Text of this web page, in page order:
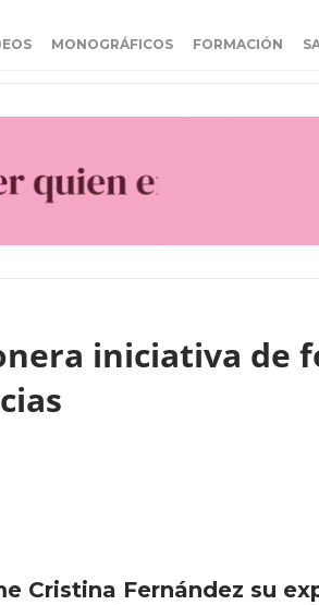
MONOGRÁFICOS FORMACIÓN
iniciativa de
Cristina Fernández su